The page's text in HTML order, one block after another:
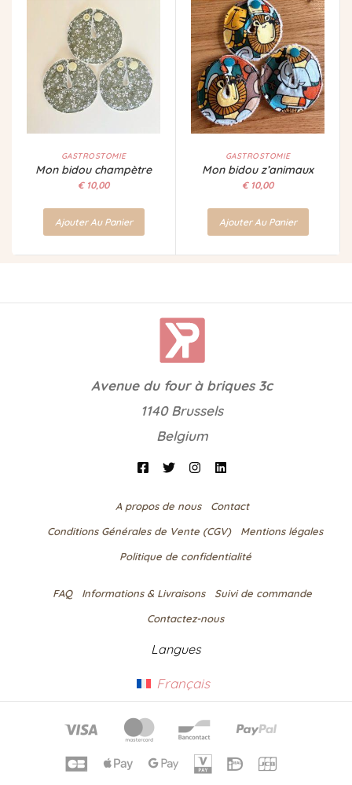
GASTROSTOMIE
Mon bidou champètre
€10,00
Ajouter Au Panier
GASTROSTOMIE
Mon bidou z’animaux
€10,00
Ajouter Au Panier
Avenue du four à briques 3c
1140 Brussels
Belgium
A propos de nous
Contact
Conditions Générales de Vente (CGV)
Mentions légales
Politique de confidentialité
FAQ Informations & Livraisons​
Suivi de commande
Contactez-nous
Langues
Français